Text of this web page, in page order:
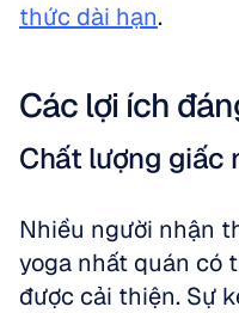
thức dài hạn.
Các lợi ích
Chất lượng giấc
Nhiều người nhận
yoga nhất quán có
được cải thiện. Sự